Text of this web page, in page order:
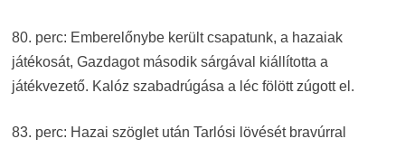
80. perc: Emberelőnybe került csapatunk, a hazaiak
játékosát, Gazdagot második sárgával kiállította a
játékvezető. Kalóz szabadrúgása a léc fölött zúgott el.
83. perc: Hazai szöglet után Tarlósi lövését bravúrral